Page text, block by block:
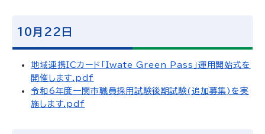
10月22日
地域連携ICカード「Iwate Green Pass」運用開始式を
開催します.pdf
令和6年度一関市職員採用試験後期試験(追加募集)を実
施します.pdf